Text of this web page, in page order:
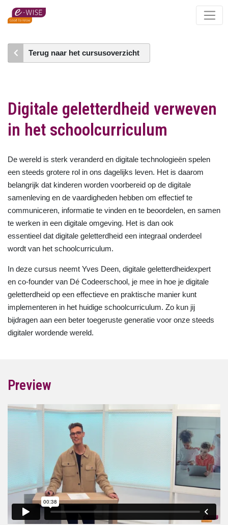
Skip
content
Terug naar het cursusoverzicht
Digitale geletterdheid verweven
in het schoolcurriculum
De wereld is sterk veranderd en digitale technologieën spelen
een steeds grotere rol in ons dagelijks leven. Het is daarom
belangrijk dat kinderen worden voorbereid op de digitale
samenleving en de vaardigheden hebben om effectief te
communiceren, informatie te vinden en te beoordelen, en samen
te werken in een digitale omgeving. Het is dan ook
essentieel dat digitale geletterdheid een integraal onderdeel
wordt van het schoolcurriculum.
In deze cursus neemt Yves Deen, digitale geletterdheidexpert
en co-founder van Dé Codeerschool, je mee in hoe je digitale
geletterdheid op een effectieve en praktische manier kunt
implementeren in het huidige schoolcurriculum. Zo kun jij
bijdragen aan een beter toegeruste generatie voor onze steeds
digitaler wordende wereld.
Preview